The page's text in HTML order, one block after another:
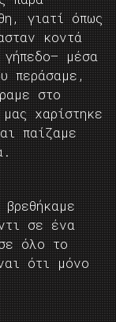
γιατί όπως
κοντά
μέσα
περάσαμε,
στο
χαρίστηκε
παίζαμε
σε ένα
όλο το
ότι μόνο